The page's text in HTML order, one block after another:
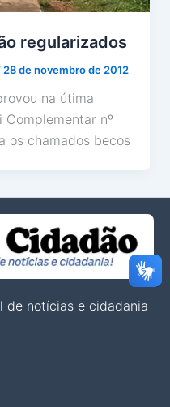
regularizados
28 de novembro de 2012
na útima
Complementar nº
os chamados becos
de notícias e cidadania